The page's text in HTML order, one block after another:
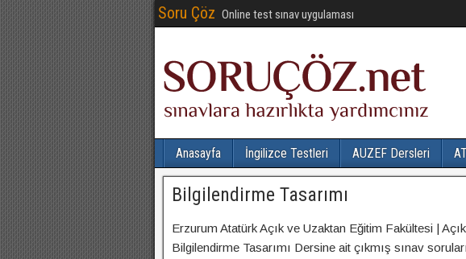
Soru Çöz Online test sınav uygulaması
Anasayfa İngilizce Testleri AUZEF Dersleri
Bilgilendirme Tasarımı
Erzurum Atatürk Açık ve Uzaktan Eğitim Fakültesi |
Bilgilendirme Tasarımı Dersine ait çıkmış sınav